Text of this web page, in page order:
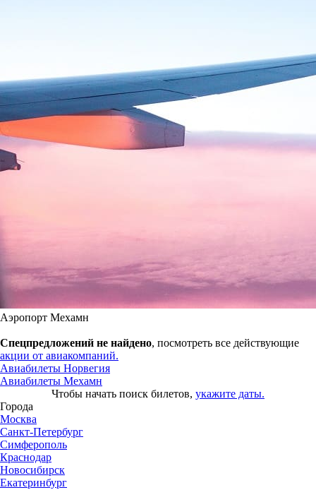
Аэропорт Мехамн
Спецпредложений не найдено, посмотреть все действующие
акции от авиакомпаний.
Авиабилеты Норвегия
Авиабилеты Мехамн
Чтобы начать поиск билетов, укажите даты.
Города
Москва
Санкт-Петербург
Симферополь
Краснодар
Новосибирск
Екатеринбург